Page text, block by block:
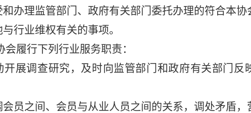
和办理监管部门、政府有关部门委托办理的符合本协
与行业维权有关的事项。
会履行下列行业服务职责：
开展调查研究，及时向监管部门和政府有关部门
会员之间、会员与从业人员之间的关系，调处矛盾，